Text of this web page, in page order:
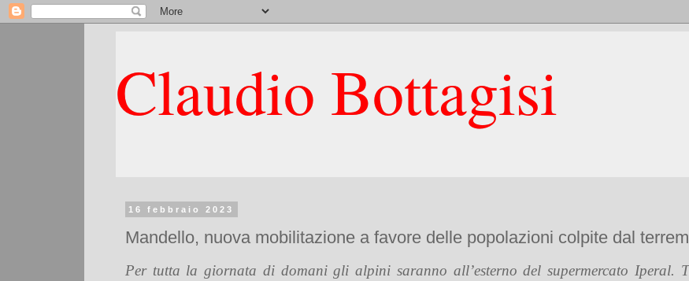
Claudio Bottagisi
16 febbraio 2023
Mandello, nuova mobilitazione a favore delle popolazioni colpite dal
Per tutta la giornata di domani gli alpini saranno all’esterno del supermercato Iperal.